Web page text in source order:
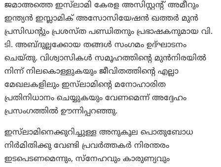
ജമാഅത്തെ ഇസ്‌ലാമി കേരള അസിസ്റ്റന്റ് അമീറും
ഇന്ത്യൻ ഇസ്ലാമിക് അസോസിയേഷൻ ഖത്തർ മുൻ
പ്രസിഡന്റും പ്രശസ്ത പണ്ഡിതനും പ്രഭാഷകനുമായ വി.
ടി. അബ്ദുല്ലക്കോയ തങ്ങൾ സംഗമം ഉദ്‌ഘാടനം
ചെയ്തു. വിശ്വാസികൾ സമൂഹത്തിന്റെ മുൻനിരയിൽ
നിന്ന് നിലകൊള്ളുകയും ജീവിതത്തിന്റെ എല്ലാ
മേഖലകളിലും ഇസ്‌ലാമിന്റെ മനോഹാരിത
പ്രതിനിധാനം ചെയ്യുകയും വേണമെന്ന് അദ്ദേഹം
പ്രസംഗത്തിൽ ഊന്നിപ്പറഞ്ഞു.
ഇസ്‌ലാമിനെക്കുറിച്ചുള്ള അനുകൂല പൊതുബോധ
നിർമിതിക്കു വേണ്ടി പ്രവർത്തകർ നിരന്തരം
ഇടപെടണമെന്നും, സ്നേഹവും കാരുണ്യവും